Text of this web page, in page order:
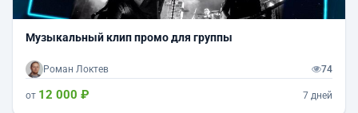
Музыкальный клип промо для группы
Роман Локтев 74
от 12 000 ₽ 7 дней